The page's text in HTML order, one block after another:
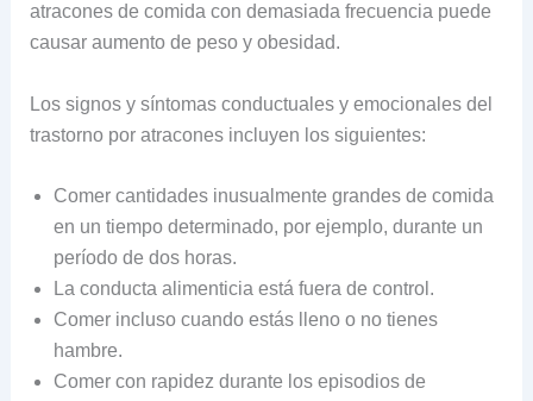
atracones de comida con demasiada frecuencia puede
causar aumento de peso y obesidad.
Los signos y síntomas conductuales y emocionales del
trastorno por atracones incluyen los siguientes:
Comer cantidades inusualmente grandes de comida
en un tiempo determinado, por ejemplo, durante un
período de dos horas.
La conducta alimenticia está fuera de control.
Comer incluso cuando estás lleno o no tienes
hambre.
Comer con rapidez durante los episodios de